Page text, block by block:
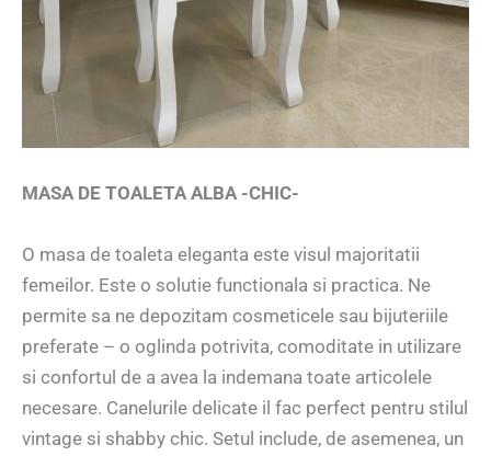
MASA DE TOALETA ALBA -CHIC-
O masa de toaleta eleganta este visul majoritatii
femeilor. Este o solutie functionala si practica. Ne
permite sa ne depozitam cosmeticele sau bijuteriile
preferate – o oglinda potrivita, comoditate in utilizare
si confortul de a avea la indemana toate articolele
necesare. Canelurile delicate il fac perfect pentru stilul
vintage si shabby chic. Setul include, de asemenea, un